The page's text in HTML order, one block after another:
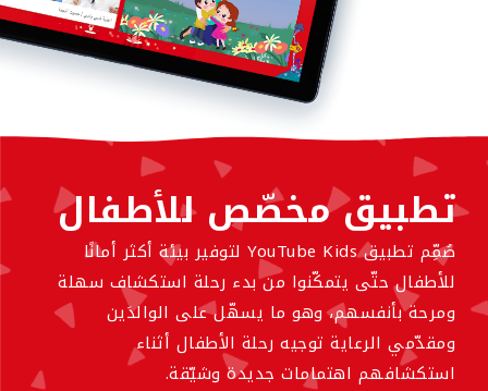
تطبيق مخصّص للأطفال
صُمِّم تطبيق YouTube Kids لتوفير بيئة أكثر أمانًا
للأطفال حتّى يتمكّنوا من بدء رحلة استكشاف سهلة
ومرحة بأنفسهم، وهو ما يسهّل على الوالدَين
ومقدّمي الرعاية توجيه رحلة الأطفال أثناء
استكشافهم اهتمامات جديدة وشيّقة.